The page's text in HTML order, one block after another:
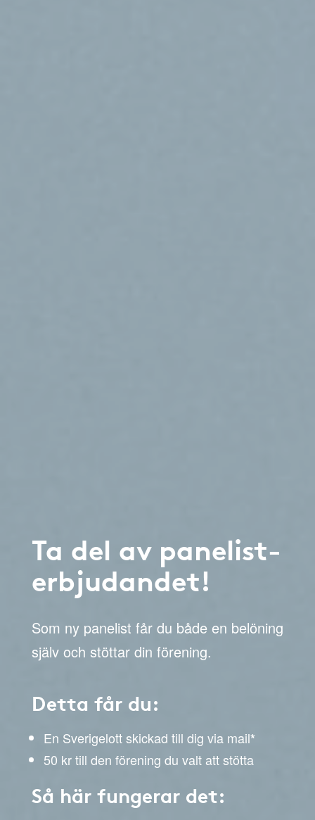
Ta del av panelist-
erbjudandet!
Som ny panelist får du både en belöning
själv och stöttar din förening.
Detta får du:
En Sverigelott skickad till dig via mail*
50 kr till den förening du valt att stötta
Så här fungerar det: